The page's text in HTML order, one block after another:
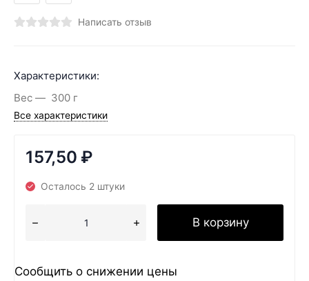
Написать отзыв
Характеристики:
Вес
300 г
Все характеристики
157,50 ₽
Осталось 2 штуки
В корзину
Сообщить о снижении цены